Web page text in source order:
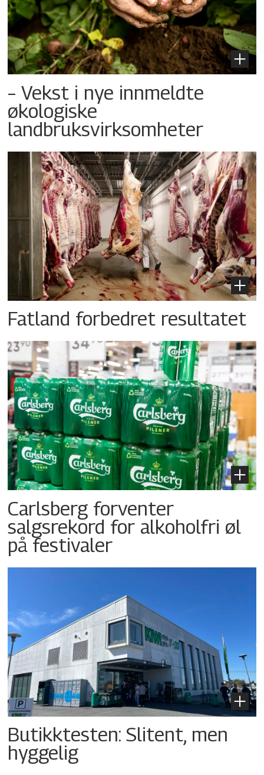
– Vekst i nye innmeldte
økologiske
landbruksvirksomheter
Fatland forbedret resultatet
Carlsberg forventer
salgsrekord for alkoholfri øl
på festivaler
Butikktesten: Slitent, men
hyggelig